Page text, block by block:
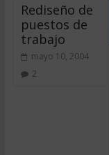
Rediseño de
puestos de
trabajo
mayo 10, 2004
2